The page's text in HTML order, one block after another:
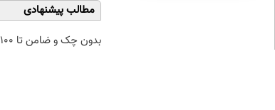
مطالب پیشنهادی
بدون چک و ضامن تا 100